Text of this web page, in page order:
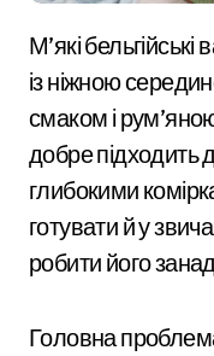
М’які бельгійські вафлі — це домашній десерт
із ніжною
смаком і
добре підходить
глибокими
готувати й у
робити його
Головна